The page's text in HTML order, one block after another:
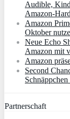
Audible,
Amazon
Oktober
Neue Echo
Amazon mit
Amazon
Second
Partnerschaft